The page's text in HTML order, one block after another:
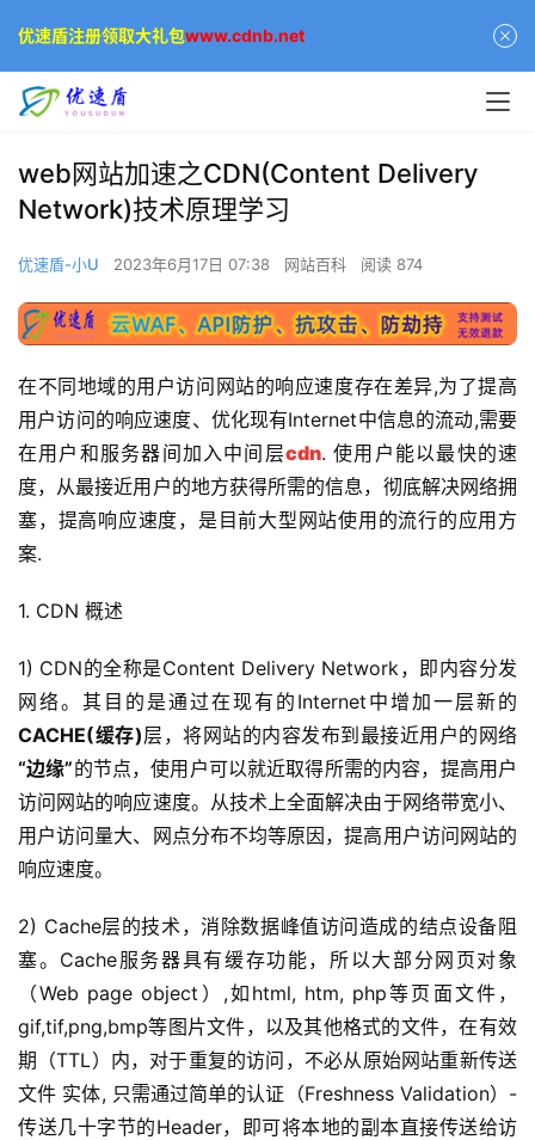
web网站加速之CDN(Content Delivery
Network)技术原理学习
优速盾-小U 2023年6月17日 07:38 网站百科 阅读 874
在不同地域的用户访问网站的响应速度存在差异,为了提高
用户访问的响应速度、优化现有Internet中信息的流动,需要
在用户和服务器间加入中间层cdn. 使用户能以最快的速
度，从最接近用户的地方获得所需的信息，彻底解决网络拥
塞，提高响应速度，是目前大型网站使用的流行的应用方
案.
1. CDN 概述
1) CDN的全称是Content Delivery Network，即内容分发
网络。其目的是通过在现有的Internet中增加一层新的
CACHE(缓存)层，将网站的内容发布到最接近用户的网络
“边缘”的节点，使用户可以就近取得所需的内容，提高用户
访问网站的响应速度。从技术上全面解决由于网络带宽小、
用户访问量大、网点分布不均等原因，提高用户访问网站的
响应速度。
2) Cache层的技术，消除数据峰值访问造成的结点设备阻
塞。Cache服务器具有缓存功能，所以大部分网页对象
（Web page object）,如html, htm, php等页面文件，
gif,tif,png,bmp等图片文件，以及其他格式的文件，在有效
期（TTL）内，对于重复的访问，不必从原始网站重新传送
文件 实体, 只需通过简单的认证（Freshness Validation）-
传送几十字节的Header，即可将本地的副本直接传送给访
优速盾注册领取大礼包www.cdnb.net